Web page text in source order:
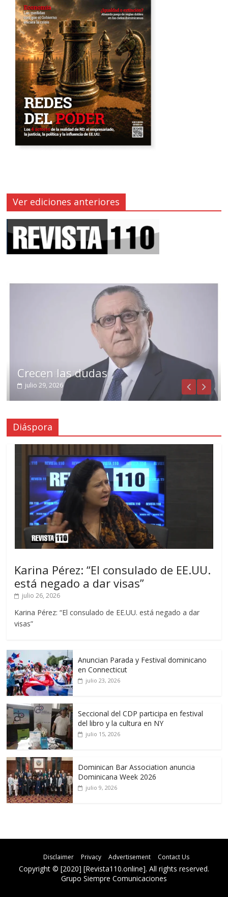
Ver ediciones anteriores
Crecen las dudas
julio 29, 2026
Diáspora
Karina Pérez: “El consulado de EE.UU.
está negado a dar visas”
julio 26, 2026
Karina Pérez: “El consulado de EE.UU. está negado a dar
visas”
Anuncian Parada y Festival dominicano
en Connecticut
julio 23, 2026
Seccional del CDP participa en festival
del libro y la cultura en NY
julio 15, 2026
Dominican Bar Association anuncia
Dominicana Week 2026
julio 9, 2026
Disclaimer Privacy Advertisement Contact Us
Copyright © [2020] [Revista110.online]. All rights reserved.
Grupo Siempre Comunicaciones